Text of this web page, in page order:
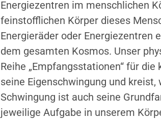
Energiezentren im menschlichen
feinstofflichen Körper dieses
Energieräder oder Energiezentren
dem gesamten Kosmos. Unser
Reihe „Empfangsstationen“ für
seine Eigenschwingung und
Schwingung ist auch seine
jeweilige Aufgabe in unserem